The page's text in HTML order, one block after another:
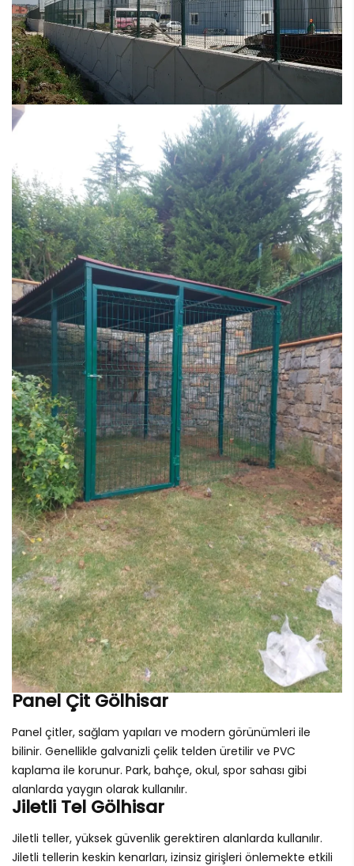
Panel Çit Gölhisar
Panel çitler, sağlam yapıları ve modern görünümleri ile
bilinir. Genellikle galvanizli çelik telden üretilir ve PVC
kaplama ile korunur. Park, bahçe, okul, spor sahası gibi
alanlarda yaygın olarak kullanılır.
Jiletli Tel Gölhisar
Jiletli teller, yüksek güvenlik gerektiren alanlarda kullanılır.
Jiletli tellerin keskin kenarları, izinsiz girişleri önlemekte etkili